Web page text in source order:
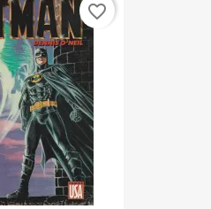
favorite_border